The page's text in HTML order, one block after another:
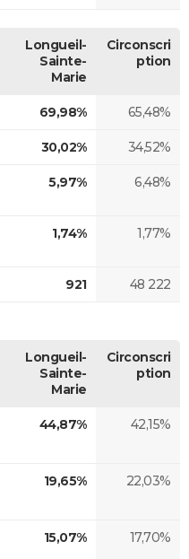
Longueil-
Sainte-
Marie
Circonscri
ption
69,98% 65,48%
30,02% 34,52%
5,97% 6,48%
1,74% 1,77%
921 48 222
Longueil-
Sainte-
Marie
Circonscri
ption
44,87% 42,15%
19,65% 22,03%
15,07% 17,70%